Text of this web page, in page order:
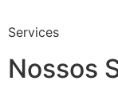
Services
Nossos